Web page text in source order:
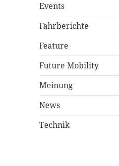
Events
Fahrberichte
Feature
Future Mobility
Meinung
News
Technik